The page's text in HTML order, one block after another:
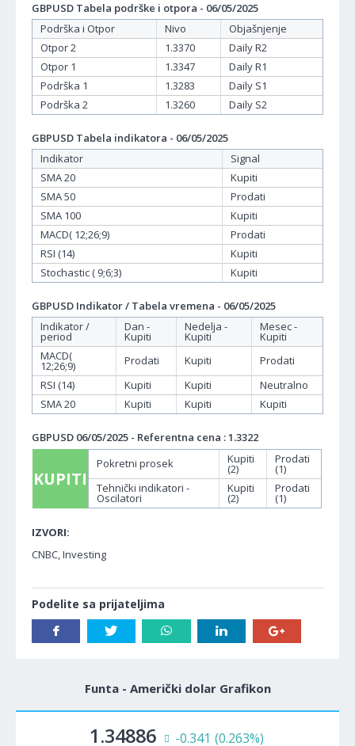
GBPUSD Tabela podrške i otpora - 06/05/2025
Podrška i Otpor
Nivo
Objašnjenje
Otpor 2
1.3370
Daily R2
Otpor 1
1.3347
Daily R1
Podrška 1
1.3283
Daily S1
Podrška 2
1.3260 Daily S2
GBPUSD Tabela indikatora - 06/05/2025
Indikator
Signal
SMA 20
Kupiti
SMA 50
Prodati
SMA 100
Kupiti
MACD( 12;26;9)
Prodati
RSI (14)
Kupiti
Stochastic ( 9;6;3)
Kupiti
GBPUSD Indikator / Tabela vremena - 06/05/2025
Indikator /
period
Dan -
Kupiti
Nedelja -
Kupiti
Mesec -
Kupiti
MACD(
12;26;9) Prodati Kupiti
Prodati
RSI (14)
Kupiti Kupiti
Neutralno
SMA 20
Kupiti Kupiti Kupiti
GBPUSD 06/05/2025 - Referentna cena : 1.3322
KUPITI
Pokretni prosek Kupiti
(2)
Prodati
(1)
Tehnički indikatori -
Oscilatori
Kupiti
(2)
Prodati
(1)
IZVORI:
CNBC, Investing
Podelite sa prijateljima
Funta - Američki dolar Grafikon
1.34886 -0.341 (0.263%)